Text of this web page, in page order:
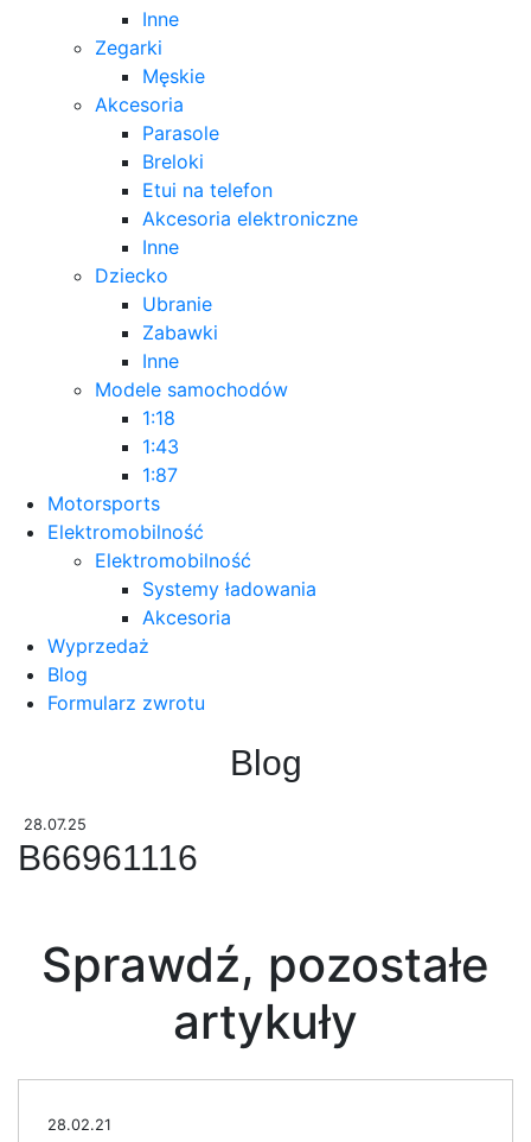
Inne
Zegarki
Męskie
Akcesoria
Parasole
Breloki
Etui na telefon
Akcesoria elektroniczne
Inne
Dziecko
Ubranie
Zabawki
Inne
Modele samochodów
1:18
1:43
1:87
Motorsports
Elektromobilność
Elektromobilność
Systemy ładowania
Akcesoria
Wyprzedaż
Blog
Formularz zwrotu
Blog
28.07.25
B66961116
Sprawdź, pozostałe
artykuły
28.02.21